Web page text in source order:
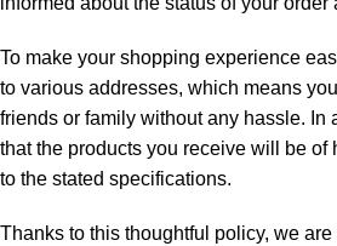
To make your shopping experience
to various addresses, which means
friends or family without any hassle. In
that the products you receive will be of
to the stated specifications.
Thanks to this thoughtful policy, we